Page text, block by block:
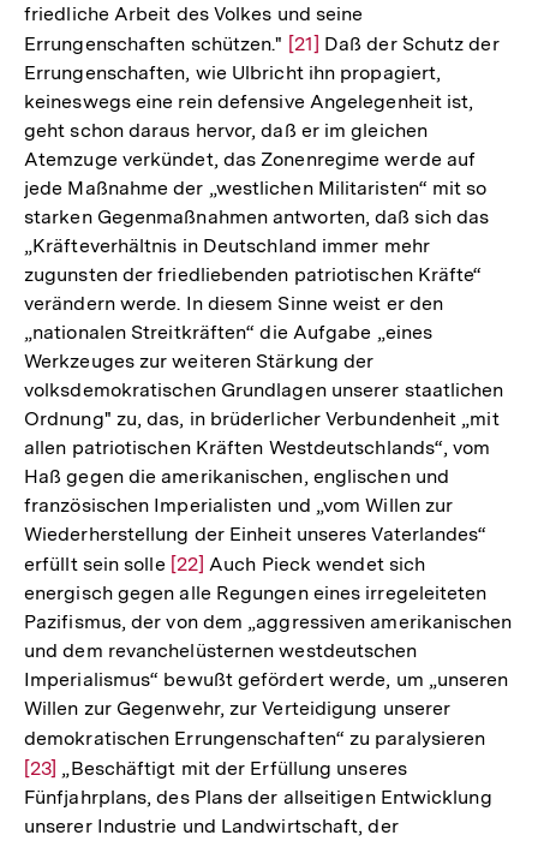
friedliche Arbeit des Volkes und seine
Errungenschaften schützen." Zur
Auflösung
der
Fußnote
[21] Daß der Schutz der
Errungenschaften, wie Ulbricht ihn propagiert,
keineswegs eine rein defensive Angelegenheit ist,
geht schon daraus hervor, daß er im gleichen
Atemzuge verkündet, das Zonenregime werde auf
jede Maßnahme der „westlichen Militaristen“ mit so
starken Gegenmaßnahmen antworten, daß sich das
„Kräfteverhältnis in Deutschland immer mehr
zugunsten der friedliebenden patriotischen Kräfte“
verändern werde. In diesem Sinne weist er den
„nationalen Streitkräften“ die Aufgabe „eines
Werkzeuges zur weiteren Stärkung der
volksdemokratischen Grundlagen unserer staatlichen
Ordnung" zu, das, in brüderlicher Verbundenheit „mit
allen patriotischen Kräften Westdeutschlands“, vom
Haß gegen die amerikanischen, englischen und
französischen Imperialisten und „vom Willen zur
Wiederherstellung der Einheit unseres Vaterlandes“
erfüllt sein solle Zur
Auflösung
der
Fußnote
[22] Auch Pieck wendet sich
energisch gegen alle Regungen eines irregeleiteten
Pazifismus, der von dem „aggressiven amerikanischen
und dem revanchelüsternen westdeutschen
Imperialismus“ bewußt gefördert werde, um „unseren
Willen zur Gegenwehr, zur Verteidigung unserer
demokratischen Errungenschaften“ zu paralysieren
der
[23] „Beschäftigt mit der Erfüllung unseres
Fünfjahrplans, des Plans der allseitigen Entwicklung
unserer Industrie und Landwirtschaft, der